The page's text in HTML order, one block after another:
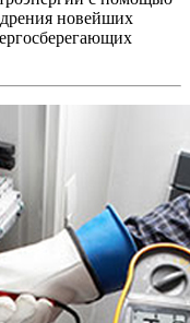
новейших